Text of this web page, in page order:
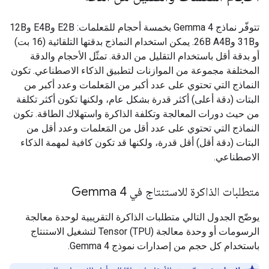
تتوفّر نماذج Gemma 4 بخمسة أحجام للمَعلمات: E2B وE4B و12B
و31B و26B A4B. يمكن استخدام النماذج بدقتها التلقائية (16 بت)
أو بدقة أقل باستخدام التقليل من الدقة. تمثّل الأحجام والدقة
المختلفة مجموعة من الموازنات لتطبيق الذكاء الاصطناعي. تكون
النماذج التي تحتوي على عدد أكبر من المَعلمات وعدد أكبر من
البتات (دقة أعلى) أكثر قدرة بشكل عام، ولكنها تكون أكثر تكلفة
من حيث دورات المعالجة وتكلفة الذاكرة واستهلاك الطاقة. تكون
النماذج التي تحتوي على عدد أقل من المَعلمات وعدد أقل من
البتات (دقة أقل) أقل قدرة، ولكنها قد تكون كافية لمهمة الذكاء
الاصطناعي.
متطلبات الذاكرة للاستنتاج في Gemma 4
يوضّح الجدول التالي متطلبات الذاكرة التقريبية لوحدة معالجة
الرسومات أو وحدة معالجة Tensor (TPU) لتشغيل الاستنتاج
باستخدام كل حجم من إصدارات نموذج Gemma 4.